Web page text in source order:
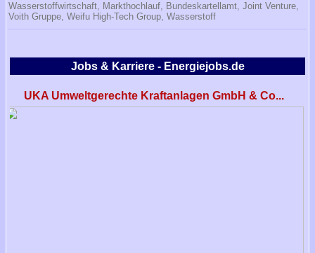
Wasserstoffwirtschaft, Markthochlauf, Bundeskartellamt, Joint Venture,
Voith Gruppe, Weifu High-Tech Group, Wasserstoff
Jobs & Karriere - Energiejobs.de
UKA Umweltgerechte Kraftanlagen GmbH & Co...